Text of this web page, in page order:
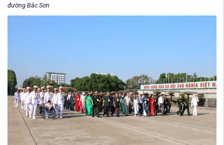
đường Bắc Sơn